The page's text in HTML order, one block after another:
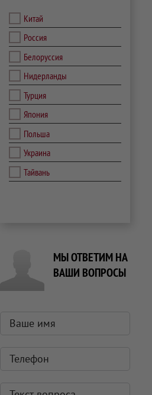
Китай
Россия
Белоруссия
Нидерланды
Турция
Япония
Польша
Украина
Тайвань
МЫ ОТВЕТИМ НА
ВАШИ ВОПРОСЫ